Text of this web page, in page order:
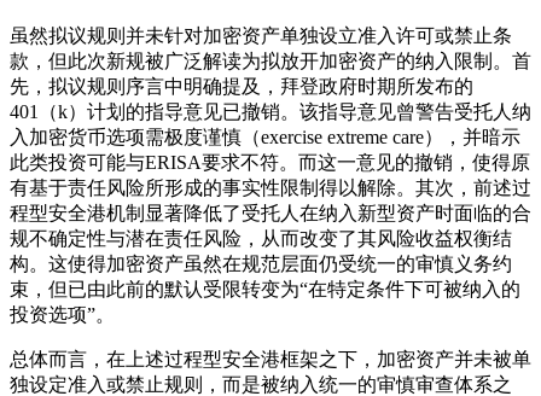
虽然拟议规则并未针对加密资产单独设立准入许可或禁止条
款，但此次新规被广泛解读为拟放开加密资产的纳入限制。首
先，拟议规则序言中明确提及，拜登政府时期所发布的
401（k）计划的指导意见已撤销。该指导意见曾警告受托人纳
入加密货币选项需极度谨慎（exercise extreme care），并暗示
此类投资可能与ERISA要求不符。而这一意见的撤销，使得原
有基于责任风险所形成的事实性限制得以解除。其次，前述过
程型安全港机制显著降低了受托人在纳入新型资产时面临的合
规不确定性与潜在责任风险，从而改变了其风险收益权衡结
构。这使得加密资产虽然在规范层面仍受统一的审慎义务约
束，但已由此前的默认受限转变为“在特定条件下可被纳入的
投资选项”。
总体而言，在上述过程型安全港框架之下，加密资产并未被单
独设定准入或禁止规则，而是被纳入统一的审慎审查体系之